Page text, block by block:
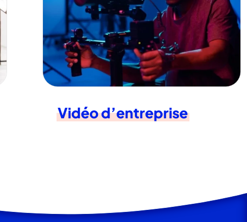
Vidéo d’entreprise